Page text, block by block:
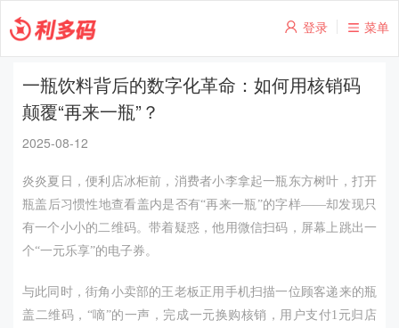
菜单
登录
一瓶饮料背后的数字化革命：如何用核销码
颠覆“再来一瓶”？
2025-08-12
炎炎夏日，便利店冰柜前，消费者小李拿起一瓶东方树叶 ，打开
瓶盖后习惯性地查看盖内是否有“再来一瓶”的字样——却发现只
有一个小小的二维码。带着疑惑，他用微信扫码，屏幕上跳出一
个“一元乐享”的电子券。
与此同时，街角小卖部的王老板正用手机扫描一位顾客递来的瓶
盖二维码， “嘀”的一声，完成一元换购核销，用户支付1元归店